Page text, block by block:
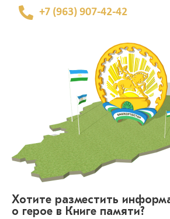
+7 (963) 907-42-42
Хотите разместить
о герое в Книге памяти?